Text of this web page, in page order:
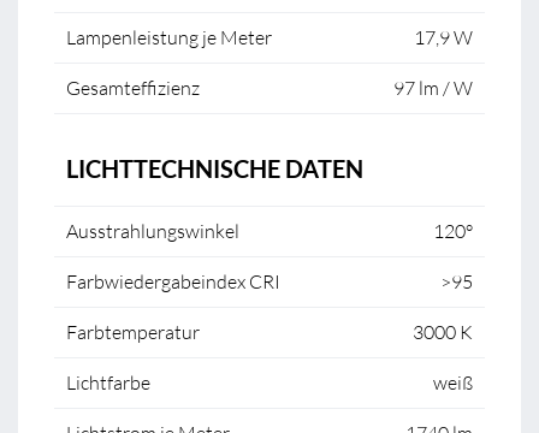
Lampenleistung je Meter 17,9 W
Gesamteffizienz 97 lm / W
LICHTTECHNISCHE DATEN
Ausstrahlungswinkel 120°
Farbwiedergabeindex CRI >95
Farbtemperatur 3000 K
Lichtfarbe weiß